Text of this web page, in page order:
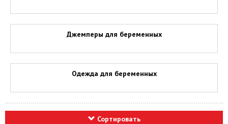
Джемперы для беременных
Одежда для беременных
Сортировать